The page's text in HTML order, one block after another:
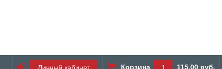
Корзина 115.00 руб.